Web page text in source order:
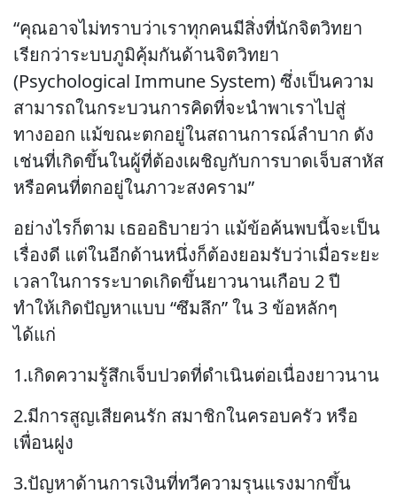
“คุณอาจไม่ทราบว่าเราทุกคนมีสิ่งที่นักจิตวิทยา
เรียกว่าระบบภูมิคุ้มกันด้านจิตวิทยา
(Psychological Immune System) ซึ่งเป็นความ
สามารถในกระบวนการคิดที่จะนำพาเราไปสู่
ทางออก แม้ขณะตกอยู่ในสถานการณ์ลำบาก ดัง
เช่นที่เกิดขึ้นในผู้ที่ต้องเผชิญกับการบาดเจ็บสาหัส
หรือคนที่ตกอยู่ในภาวะสงคราม”
อย่างไรก็ตาม เธออธิบายว่า แม้ข้อค้นพบนี้จะเป็น
เรื่องดี แต่ในอีกด้านหนึ่งก็ต้องยอมรับว่าเมื่อระยะ
เวลาในการระบาดเกิดขึ้นยาวนานเกือบ 2 ปี
ทำให้เกิดปัญหาแบบ “ซึมลึก” ใน 3 ข้อหลักๆ
ได้แก่
1.เกิดความรู้สึกเจ็บปวดที่ดำเนินต่อเนื่องยาวนาน
2.มีการสูญเสียคนรัก สมาชิกในครอบครัว หรือ
เพื่อนฝูง
3.ปัญหาด้านการเงินที่ทวีความรุนแรงมากขึ้น